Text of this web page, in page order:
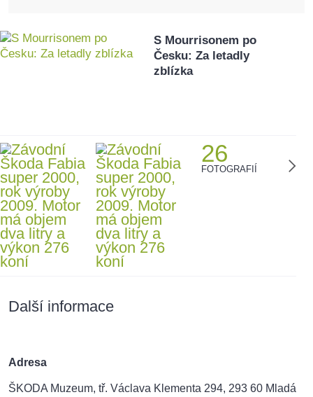
S Mourrisonem po
Česku: Za letadly
zblízka
26
FOTOGRAFIÍ
Další informace
Adresa
ŠKODA Muzeum, tř. Václava Klementa 294, 293 60 Mladá